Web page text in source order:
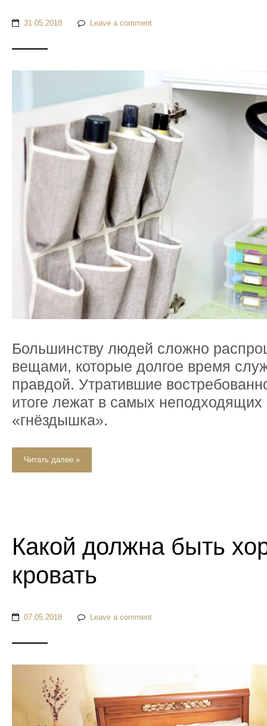
31.05.2018 Leave a comment
Большинству людей сложно
вещами, которые долгое время
правдой. Утратившие
итоге лежат в самых неподходящих
«гнёздышка».
Читать далее »
Какой должна быть
кровать
07.05.2018 Leave a comment